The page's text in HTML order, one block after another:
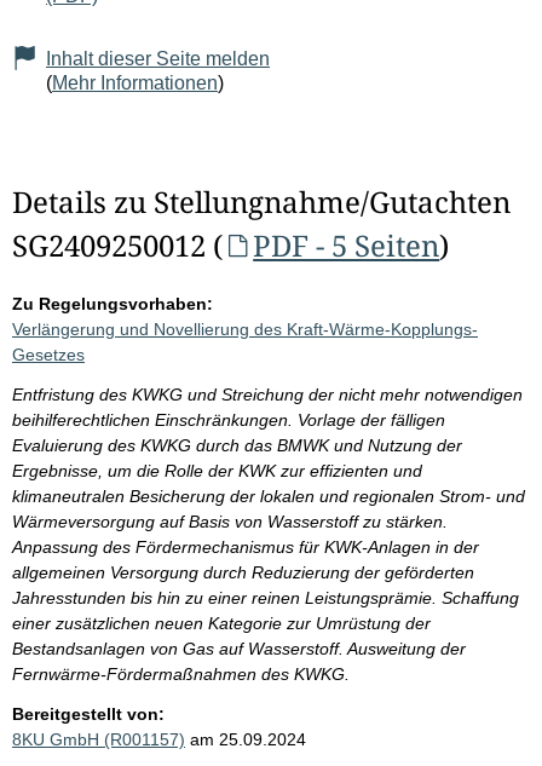
Inhalt dieser Seite melden
(Mehr Informationen)
Details zu Stellungnahme/Gutachten
SG2409250012 (
PDF - 5 Seiten)
Zu Regelungsvorhaben:
Verlängerung und Novellierung des Kraft-Wärme-Kopplungs-
Gesetzes
Entfristung des KWKG und Streichung der nicht mehr notwendigen
beihilferechtlichen Einschränkungen. Vorlage der fälligen
Evaluierung des KWKG durch das BMWK und Nutzung der
Ergebnisse, um die Rolle der KWK zur effizienten und
klimaneutralen Besicherung der lokalen und regionalen Strom- und
Wärmeversorgung auf Basis von Wasserstoff zu stärken.
Anpassung des Fördermechanismus für KWK-Anlagen in der
allgemeinen Versorgung durch Reduzierung der geförderten
Jahresstunden bis hin zu einer reinen Leistungsprämie. Schaffung
einer zusätzlichen neuen Kategorie zur Umrüstung der
Bestandsanlagen von Gas auf Wasserstoff. Ausweitung der
Fernwärme-Fördermaßnahmen des KWKG.
Bereitgestellt von:
8KU GmbH (R001157) am 25.09.2024